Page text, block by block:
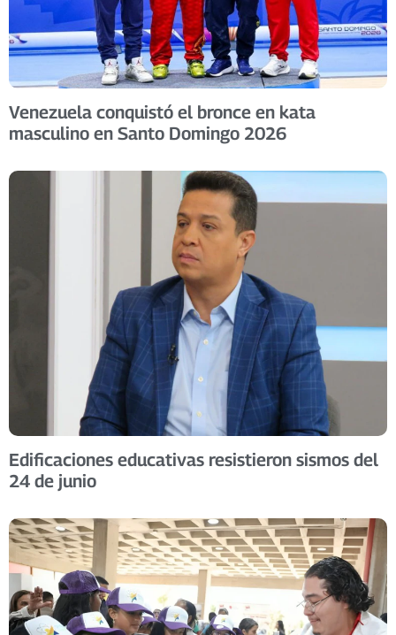
Venezuela conquistó el bronce en kata
masculino en Santo Domingo 2026
Edificaciones educativas resistieron sismos del
24 de junio